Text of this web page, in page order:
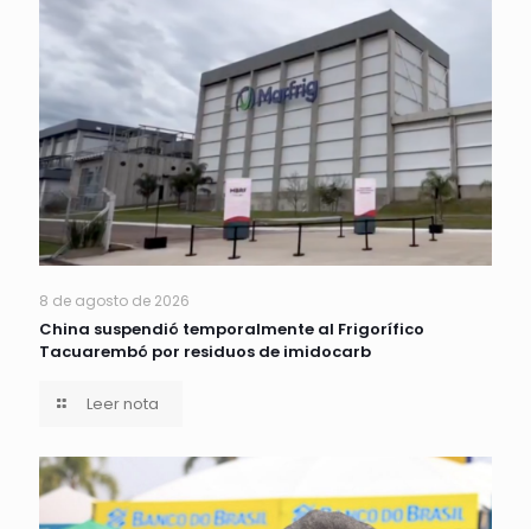
8 de agosto de 2026
China suspendió temporalmente al Frigorífico
Tacuarembó por residuos de imidocarb
Leer nota